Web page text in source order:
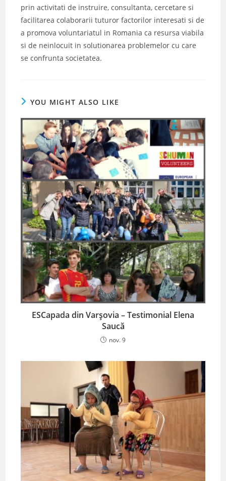
prin activitati de instruire, consultanta, cercetare si
facilitarea colaborarii tuturor factorilor interesati si de
a promova voluntariatul in Romania ca resursa viabila
si de neinlocuit in solutionarea problemelor cu care
se confrunta societatea.
YOU MIGHT ALSO LIKE
ESCapada din Varșovia – Testimonial Elena
Saucă
nov. 9